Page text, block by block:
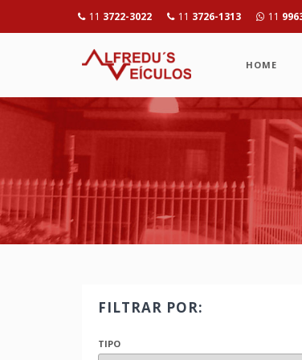
11 3722-3022 11 3726-1313 11
HOME
FILTRAR POR:
TIPO